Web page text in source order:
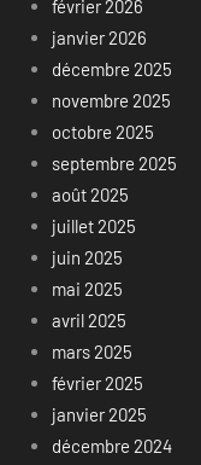
février 2026
janvier 2026
décembre 2025
novembre 2025
octobre 2025
septembre 2025
août 2025
juillet 2025
juin 2025
mai 2025
avril 2025
mars 2025
février 2025
janvier 2025
décembre 2024